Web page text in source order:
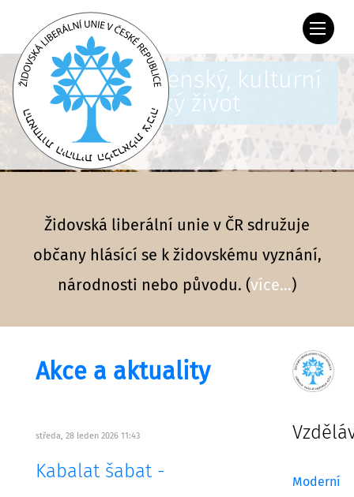
ŽLU ... náboženský, kulturní
a společenský život
Židovská liberální unie v ČR sdružuje
občany hlásící se k židovskému vyznání,
národnosti nebo původu. (více...)
Akce a aktuality
středa, 28 leden 2026 11:43
Kabalat šabat -
Moderní